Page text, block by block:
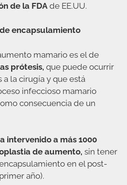
de la FDA de EE.UU.
encapsulamiento
mamario es el de
prótesis, que puede ocurrir
la cirugía y que está
infeccioso mamario
consecuencia de un
intervenido a más 1000
de aumento, sin tener
en el post-
año).